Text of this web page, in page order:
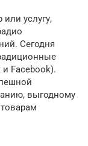
услугу,
Сегодня
Facebook).
выгодному